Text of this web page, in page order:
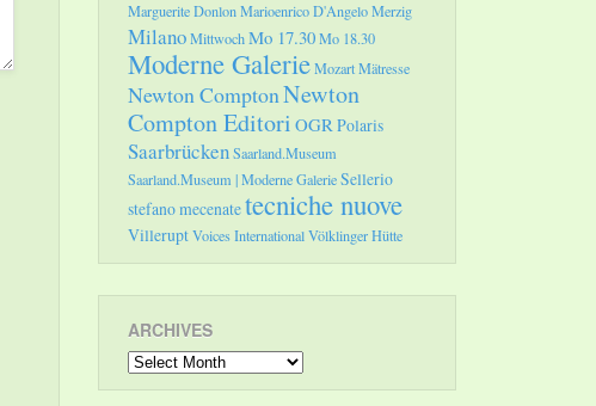
Marguerite DonlonMarioenrico D'AngeloMerzig
MilanoMittwochMo 17.30Mo 18.30
Moderne GalerieMozartMätresse
Newton ComptonNewton
Compton Editori OGRPolaris
SaarbrückenSaarland.Museum
Saarland.Museum | Moderne GalerieSellerio
stefano mecenatetecniche nuove
VilleruptVoices InternationalVölklinger Hütte
ARCHIVES
Archives